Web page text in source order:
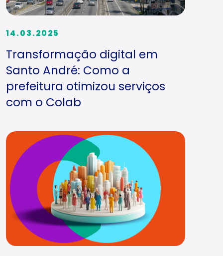
14.03.2025
Transformação digital em
Santo André: Como a
prefeitura otimizou serviços
com o Colab